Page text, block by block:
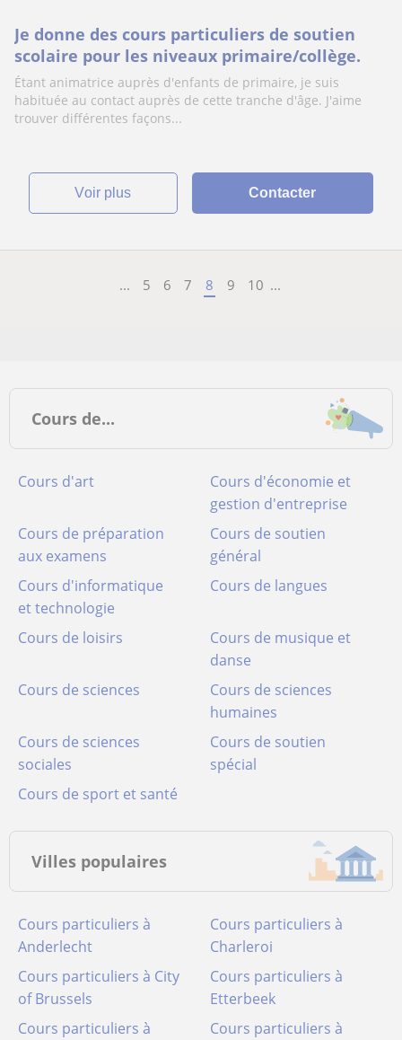
Je donne des cours particuliers de soutien
scolaire pour les niveaux primaire/collège.
Étant animatrice auprès d'enfants de primaire, je suis
habituée au contact auprès de cette tranche d'âge. J'aime
trouver différentes façons...
voir plus Contacter
... 5 6 7 8 9 10 ...
Cours de...
Cours d'art
Cours d'économie et
gestion d'entreprise
Cours de préparation
aux examens
Cours de soutien
général
Cours d'informatique
et technologie
Cours de langues
Cours de loisirs
Cours de musique et
danse
Cours de sciences
Cours de sciences
humaines
Cours de sciences
sociales
Cours de soutien
spécial
Cours de sport et santé
Villes populaires
Cours particuliers à
Anderlecht
Cours particuliers à
Charleroi
Cours particuliers à City
of Brussels
Cours particuliers à
Etterbeek
Cours particuliers à
Cours particuliers à